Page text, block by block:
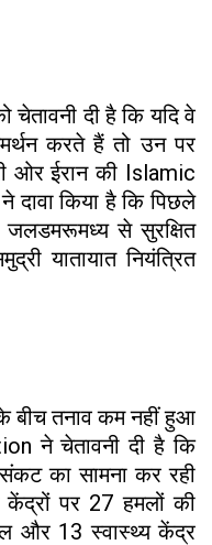
दी है कि यदि वे
करते हैं तो उन पर
ओर ईरान की Islamic
किया है कि पिछले
जलडमरूमध्य से सुरक्षित
यातायात नियंत्रित
बीच तनाव कम नहीं हुआ
ने चेतावनी दी है कि
का सामना कर रही
केंद्रों पर 27 हमलों की
और 13 स्वास्थ्य केंद्र